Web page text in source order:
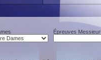
Épreuves